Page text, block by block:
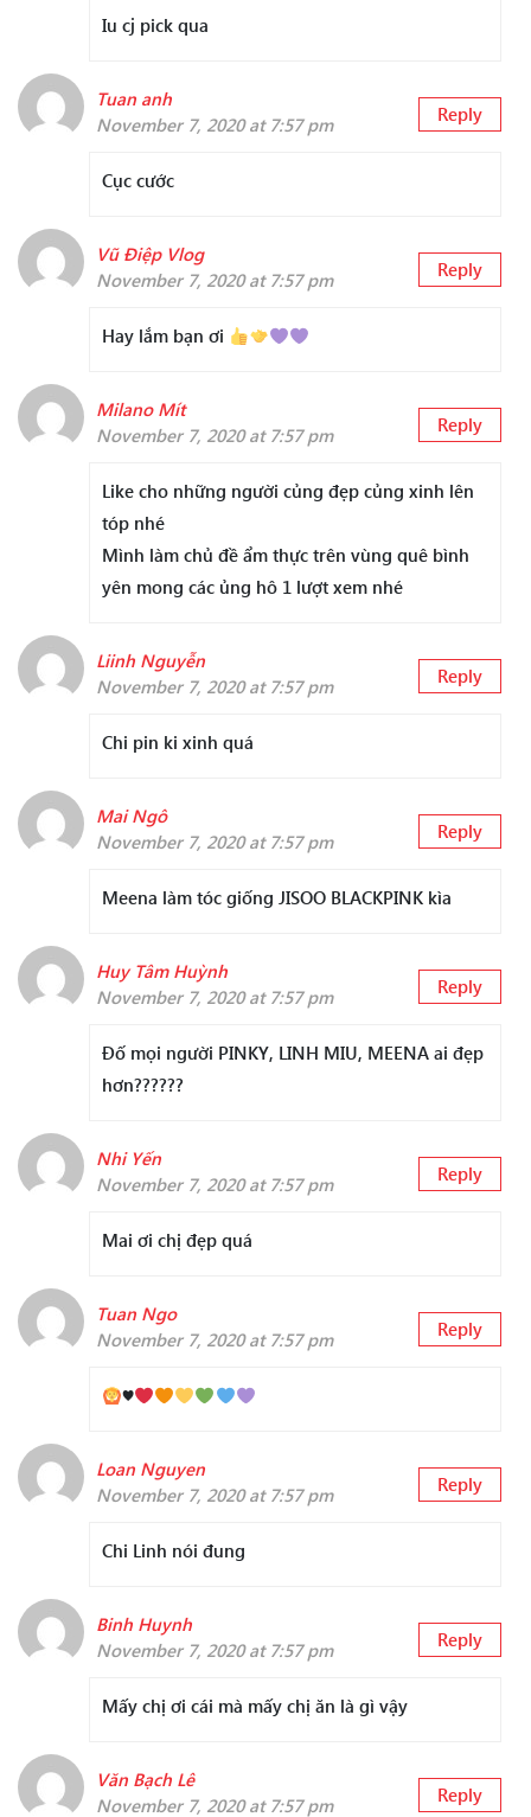
Iu cj pick qua
Tuan anh
November 7, 2020 at 7:57 pm
Reply
Cục cước
Vũ Điệp Vlog
November 7, 2020 at 7:57 pm
Reply
Hay lắm bạn ơi
Milano Mít
November 7, 2020 at 7:57 pm
Reply
Like cho những người củng đẹp củng xinh lên
tóp nhé
Mình làm chủ đề ẩm thực trên vùng quê bình
yên mong các ủng hô 1 lượt xem nhé
Liinh Nguyễn
November 7, 2020 at 7:57 pm
Reply
Chi pin ki xinh quá
Mai Ngô
November 7, 2020 at 7:57 pm
Reply
Meena làm tóc giống JISOO BLACKPINK kìa
Huy Tâm Huỳnh
November 7, 2020 at 7:57 pm
Reply
Đố mọi người PINKY, LINH MIU, MEENA ai đẹp
hơn??????
Nhi Yến
November 7, 2020 at 7:57 pm
Reply
Mai ơi chị đẹp quá
Tuan Ngo
November 7, 2020 at 7:57 pm
Reply
♥️
Loan Nguyen
November 7, 2020 at 7:57 pm
Reply
Chi Linh nói đung
Binh Huynh
November 7, 2020 at 7:57 pm
Reply
Mấy chị ơi cái mà mấy chị ăn là gì vậy
Văn Bạch Lê
November 7, 2020 at 7:57 pm
Reply